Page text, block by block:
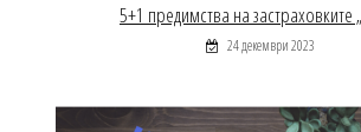
5+1 предимства на застраховките
24 декември 2023